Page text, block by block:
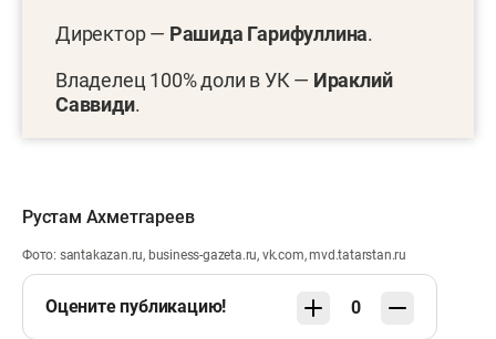
Директор — Рашида Гарифуллина.
Владелец 100% доли в УК — Ираклий
Саввиди.
Рустам Ахметгареев
Фото: santakazan.ru, business-gazeta.ru, vk.com, mvd.tatarstan.ru
Оцените публикацию! 0